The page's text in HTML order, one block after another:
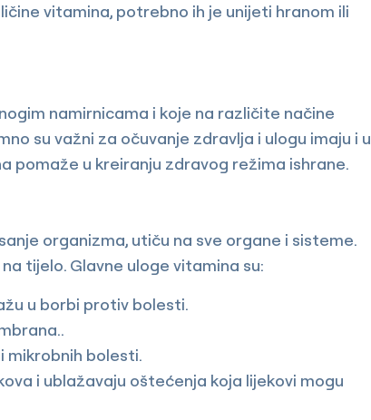
vitamina, potrebno ih je unijeti hranom ili
namirnicama i koje na različite načine
su važni za očuvanje zdravlja i ulogu imaju i u
pomaže u kreiranju zdravog režima ishrane.
organizma, utiču na sve organe i sisteme.
tijelo. Glavne uloge vitamina su:
u borbi protiv bolesti.
mikrobnih bolesti.
i ublažavaju oštećenja koja lijekovi mogu